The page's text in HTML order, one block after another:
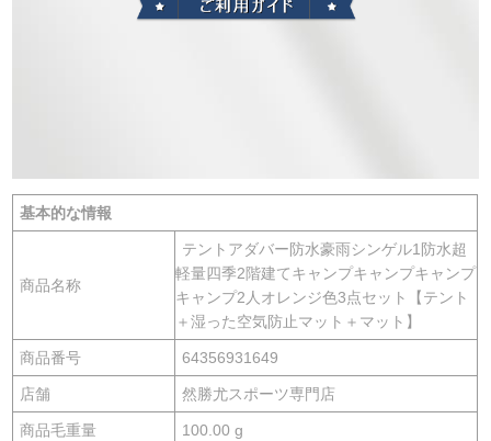
基本的な情報
商品名称
テントアダバー防水豪雨シンゲル1防水超
軽量四季2階建てキャンプキャンプキャンプ
キャンプ2人オレンジ色3点セット【テント
＋湿った空気防止マット＋マット】
商品番号 64356931649
店舗 然勝尤スポーツ専門店
商品毛重量 100.00 g